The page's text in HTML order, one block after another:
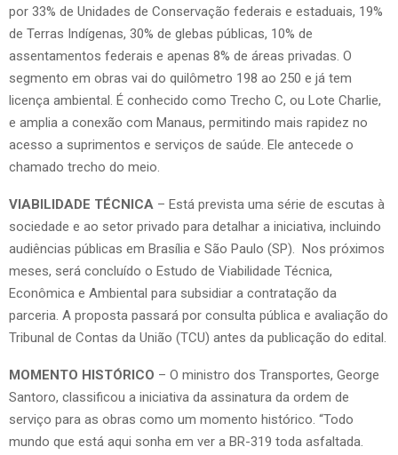
por 33% de Unidades de Conservação federais e estaduais, 19%
de Terras Indígenas, 30% de glebas públicas, 10% de
assentamentos federais e apenas 8% de áreas privadas. O
segmento em obras vai do quilômetro 198 ao 250 e já tem
licença ambiental. É conhecido como Trecho C, ou Lote Charlie,
e amplia a conexão com Manaus, permitindo mais rapidez no
acesso a suprimentos e serviços de saúde. Ele antecede o
chamado trecho do meio.
VIABILIDADE TÉCNICA – Está prevista uma série de escutas à
sociedade e ao setor privado para detalhar a iniciativa, incluindo
audiências públicas em Brasília e São Paulo (SP). Nos próximos
meses, será concluído o Estudo de Viabilidade Técnica,
Econômica e Ambiental para subsidiar a contratação da
parceria. A proposta passará por consulta pública e avaliação do
Tribunal de Contas da União (TCU) antes da publicação do edital.
MOMENTO HISTÓRICO – O ministro dos Transportes, George
Santoro, classificou a iniciativa da assinatura da ordem de
serviço para as obras como um momento histórico. “Todo
mundo que está aqui sonha em ver a BR-319 toda asfaltada.